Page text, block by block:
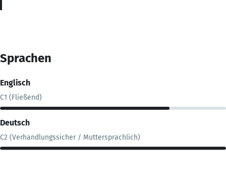
Sprachen
Englisch
C1 (Fließend)
Deutsch
C2 (Verhandlungssicher / Muttersprachlich)